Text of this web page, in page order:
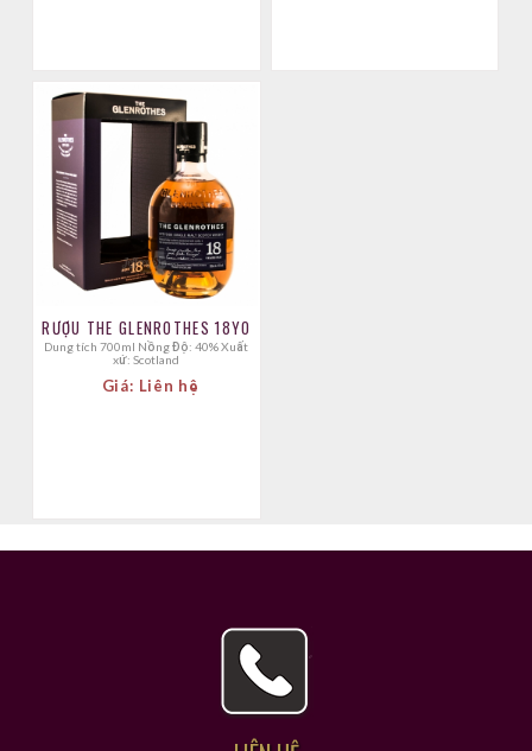
RƯỢU THE GLENROTHES 18YO
Dung tích 700ml Nồng Độ: 40% Xuất
xứ: Scotland
Giá: Liên hệ